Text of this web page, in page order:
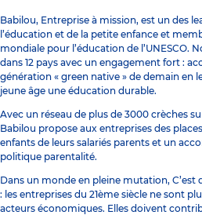
Babilou, Entreprise à mission, est un des
l’éducation et de la petite enfance et
mondiale pour l’éducation de l’UNESCO.
dans 12 pays avec un engagement fort :
génération « green native » de demain en
jeune âge une éducation durable.
Avec un réseau de plus de 3000 crèches
Babilou propose aux entreprises des
enfants de leurs salariés parents et un
politique parentalité.
Dans un monde en pleine mutation, C’est
: les entreprises du 21ème siècle ne sont
acteurs économiques. Elles doivent